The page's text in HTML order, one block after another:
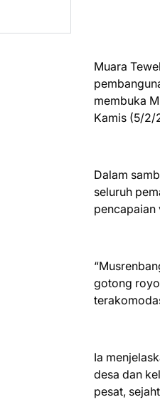
Muara
membuka
Kamis (5/2/
Dalam
seluruh
pencapaian
gotong
Ia
desa dan
pesat,